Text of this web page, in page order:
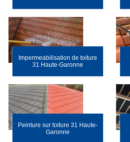
Impermeabilisation de toiture
31 Haute-Garonne
Peinture sur toiture 31 Haute-
Garonne